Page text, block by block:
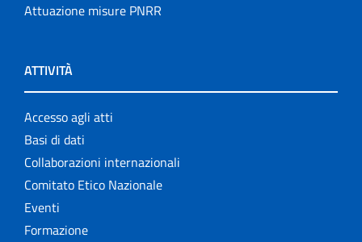
Attuazione misure PNRR
ATTIVITÀ
Accesso agli atti
Basi di dati
Collaborazioni internazionali
Comitato Etico Nazionale
Eventi
Formazione